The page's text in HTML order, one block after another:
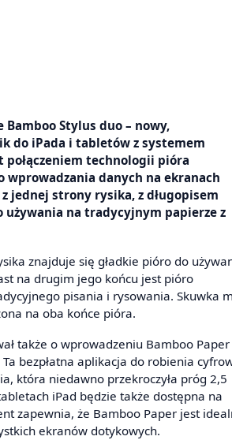
Bamboo Stylus duo – nowy,
do iPada i tabletów z systemem
technologii pióra
wprowadzania danych na ekranach
jednej strony rysika, z długopisem
na tradycyjnym papierze z
znajduje się gładkie pióro do
na drugim jego końcu jest pióro
pisania i rysowania. Skuwka
na oba końce pióra.
także o wprowadzeniu Bamboo
bezpłatna aplikacja do robienia
która niedawno przekroczyła próg 2,5
iPad będzie także dostępna na
zapewnia, że Bamboo Paper jest
ekranów dotykowych.